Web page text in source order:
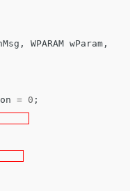
, WPARAM wParam ,
= 0 ;